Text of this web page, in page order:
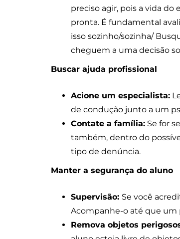
preciso agir, pois a vida
pronta. É fundamental
isso sozinho/sozinha/
cheguem a uma decisão
Buscar ajuda profissional
Acione um especialista:
de condução junto a um
Contate a família: Se for
também, dentro do
tipo de denúncia.
Manter a segurança do aluno
Supervisão: Se você
Acompanhe-o até que um
Remova objetos